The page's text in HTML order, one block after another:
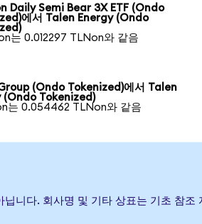
Daily Semi Bear 3X ETF (Ondo
에서 Talen Energy (Ondo
는 0.012297 TLNon와 같음
(Ondo Tokenized)에서 Talen
(Ondo Tokenized)
는 0.054462 TLNon와 같음
니다. 회사명 및 기타 상표는 기초 참조